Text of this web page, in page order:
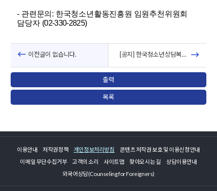
- 관련문의 : 한국청소년활동진흥원 임원추천위원회
담당자 (02-330-2825)
이전글이 없습니다. [공지] 한국청소년상담복지개발원 비상임감사 초빙공고
출력
목록
이용안내 저작권정책 개인정보처리방침
콘텐츠 저작권 보호 및 이용신청안내
이메일 무단수집거부
고객의 소리 사이트맵 찾아오시는 길
상담이용안내
외국어상담(Counseling for Foreigners)